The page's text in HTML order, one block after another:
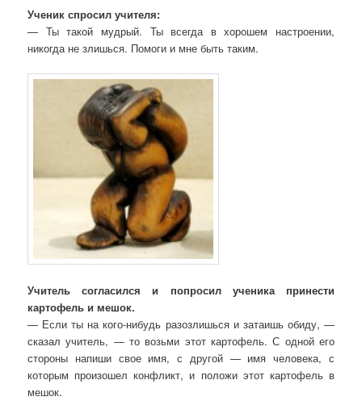
Ученик спросил учителя:
— Ты такой мудрый. Ты всегда в хорошем настроении,
никогда не злишься. Помоги и мне быть таким.
Учитель согласился и попросил ученика принести
картофель и мешок.
— Если ты на кого-нибудь разозлишься и затаишь обиду, —
сказал учитель, — то возьми этот картофель. С одной его
стороны напиши свое имя, с другой — имя человека, с
которым произошел конфликт, и положи этот картофель в
мешок.